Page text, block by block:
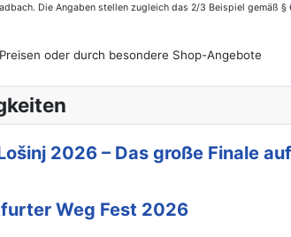
Die Angaben stellen zugleich das 2/3 Beispiel gemäß §
oder durch besondere Shop-Angebote
2026 – Das große Finale
Weg Fest 2026